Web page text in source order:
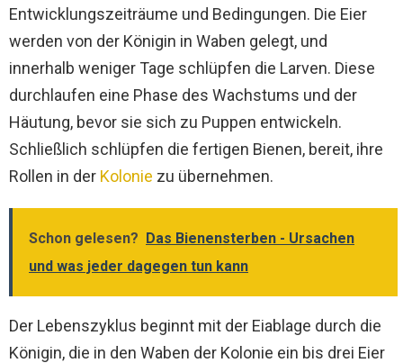
Entwicklungszeiträume und Bedingungen. Die Eier
werden von der Königin in Waben gelegt, und
innerhalb weniger Tage schlüpfen die Larven. Diese
durchlaufen eine Phase des Wachstums und der
Häutung, bevor sie sich zu Puppen entwickeln.
Schließlich schlüpfen die fertigen Bienen, bereit, ihre
Rollen in der Kolonie zu übernehmen.
Schon gelesen? Das Bienensterben - Ursachen
und was jeder dagegen tun kann
Der Lebenszyklus beginnt mit der Eiablage durch die
Königin, die in den Waben der Kolonie ein bis drei Eier